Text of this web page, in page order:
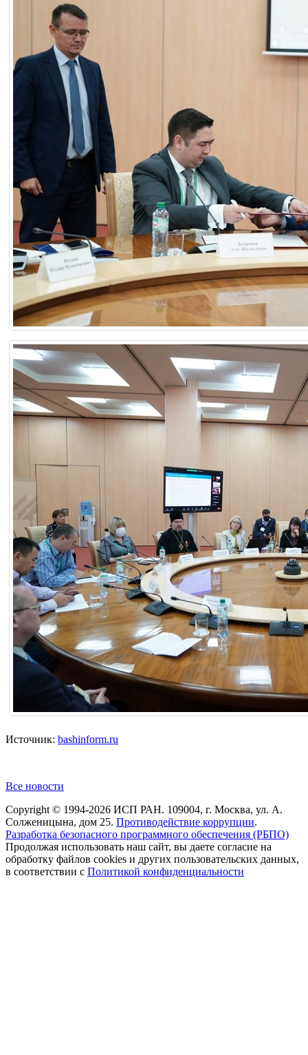
Источник: bashinform.ru
Все новости
Copyright © 1994-2026 ИСП РАН. 109004, г. Москва, ул. А.
Солженицына, дом 25. Противодействие коррупции.
Разработка безопасного программного обеспечения (РБПО)
Продолжая использовать наш сайт, вы даете согласие на
обработку файлов cookies и других пользовательских данных,
в соответствии с Политикой конфиденциальности